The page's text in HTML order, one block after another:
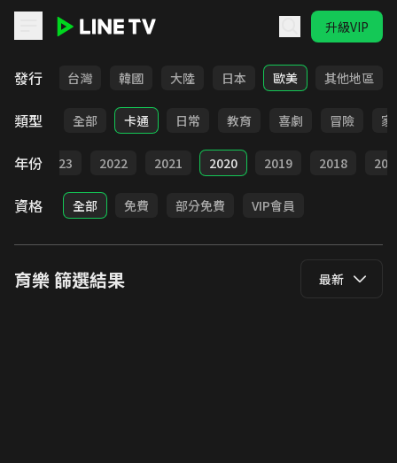
升級VIP
發行
全部 台灣 韓國 大陸 日本 歐美 其他地區
類型 全部 卡通 日常 教育 喜劇 冒險 家
年份 2023 2022 2021 2020 2019 2018
資格 全部 免費 部分免費 VIP會員
育樂篩選結果 最新